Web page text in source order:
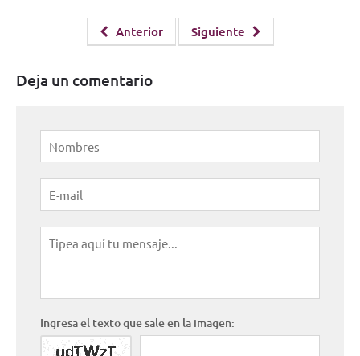
Anterior Siguiente
Deja un comentario
Ingresa el texto que sale en la imagen: